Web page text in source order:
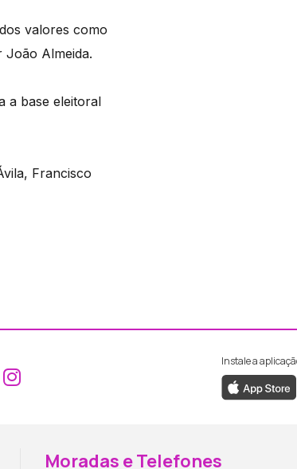
valores como
João Almeida.
a base eleitoral
Francisco
Aceder ao Facebook da RTP
Aceder ao Instagram da RTP
Instale a
Moradas e Telefones